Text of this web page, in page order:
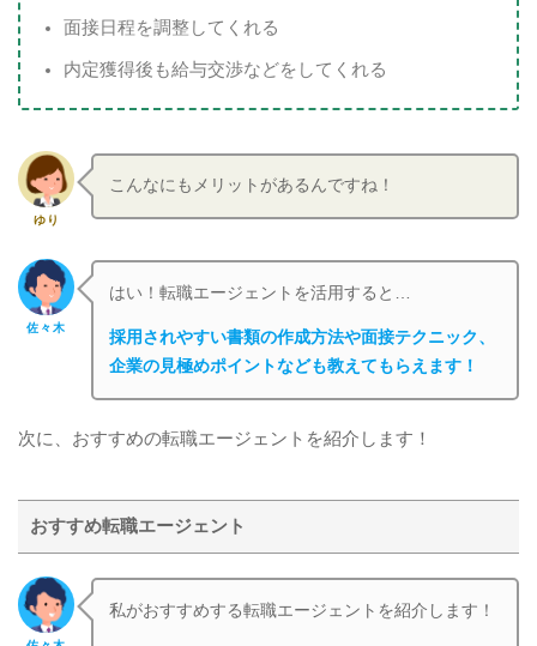
面接日程を調整してくれる
内定獲得後も給与交渉などをしてくれる
ゆり
こんなにもメリットがあるんですね！
佐々木
はい！転職エージェントを活用すると…
採用されやすい書類の作成方法や面接テクニック、
企業の見極めポイントなども教えてもらえます！
次に、おすすめの転職エージェントを紹介します！
おすすめ転職エージェント
私がおすすめする転職エージェントを紹介します！